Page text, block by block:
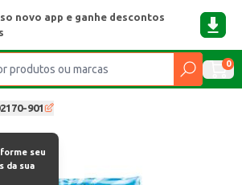
novo app e ganhe descontos
0
901
seu
da sua